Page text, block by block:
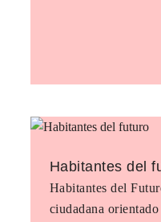
Habitantes del
Habitantes del
ciudadana